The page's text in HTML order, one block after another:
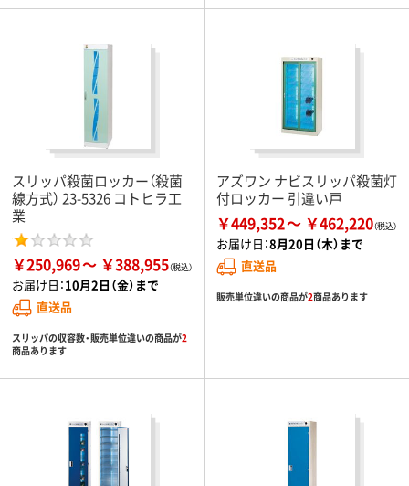
スリッパ殺菌ロッカー（殺菌
線方式） 23-5326 コトヒラ工
業
￥250,969 ￥388,955
お届け日：10月2日（金）まで
直送品
スリッパの収容数・販売単位違いの商品が2
商品あります
アズワン ナビスリッパ殺菌灯
付ロッカー 引違い戸
￥449,352 ￥462,220
お届け日：8月20日（木）まで
直送品
販売単位違いの商品が2商品あります